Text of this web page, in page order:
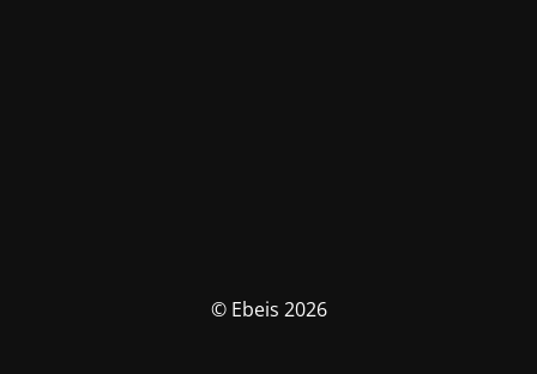
© Ebeis 2026